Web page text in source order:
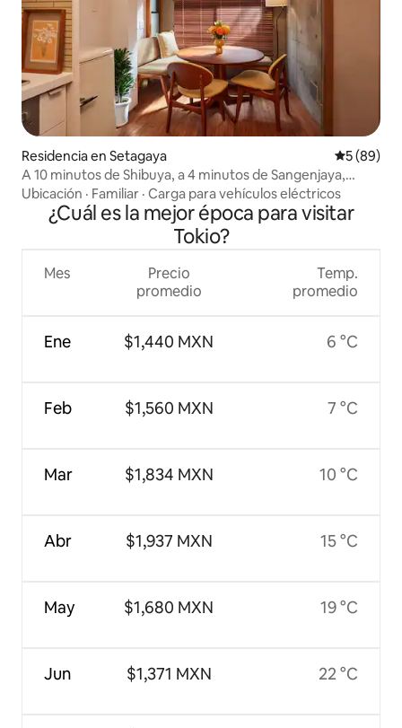
Residencia en Setagaya
5 (89)
A 10 minutos de Shibuya, a 4 minutos de Sangenjaya,
moderno y retro.
Ubicación · Familiar · Carga para vehículos eléctricos
¿Cuál es la mejor época para visitar
Tokio?
Mes
Ene
Feb
Mar
Abr
May
Jun
Precio
promedio
$1,440 MXN
$1,560 MXN
$1,834 MXN
$1,937 MXN
$1,680 MXN
$1,371 MXN
Temp.
promedio
6 °C
7 °C
10 °C
15 °C
19 °C
22 °C